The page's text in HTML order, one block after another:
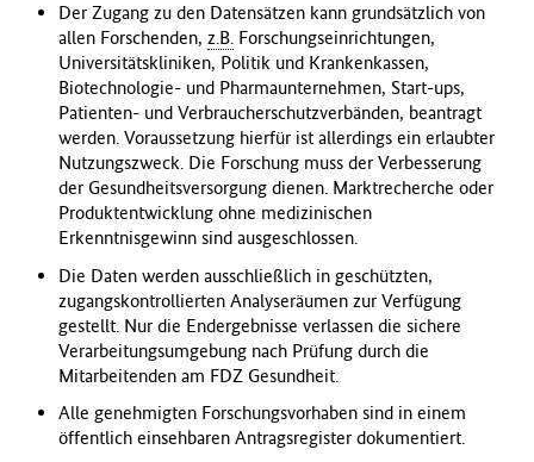
Der Zugang zu den Datensätzen kann grundsätzlich von
allen Forschenden, z.B.Forschungseinrichtungen,
Universitätskliniken, Politik und Krankenkassen,
Biotechnologie- und Pharmaunternehmen, Start-ups,
Patienten- und Verbraucherschutzverbänden, beantragt
werden. Voraussetzung hierfür ist allerdings ein erlaubter
Nutzungszweck. Die Forschung muss der Verbesserung
der Gesundheitsversorgung dienen. Marktrecherche oder
Produktentwicklung ohne medizinischen
Erkenntnisgewinn sind ausgeschlossen.
Die Daten werden ausschließlich in geschützten,
zugangskontrollierten Analyseräumen zur Verfügung
gestellt. Nur die Endergebnisse verlassen die sichere
Verarbeitungsumgebung nach Prüfung durch die
Mitarbeitenden am FDZ Gesundheit.
Alle genehmigten Forschungsvorhaben sind in einem
öffentlich einsehbaren Antragsregister dokumentiert.